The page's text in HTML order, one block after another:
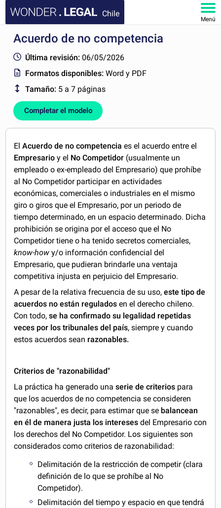
Chile
Menú
INICIO
DOCUMENTOS
FAQ
MI CUENTA
Acuerdo de no competencia
Última revisión: 06/05/2026
Formatos disponibles:Word y PDF
Tamaño: 5 a 7 páginas
Completar el modelo
ElAcuerdo de no competencia es el acuerdo entre el
Empresario y el No Competidor (usualmente un
empleado o ex-empleado del Empresario) que prohíbe
al No Competidor participar en actividades
económicas, comerciales o industriales en el mismo
giro o giros que el Empresario, por un periodo de
tiempo determinado, en un espacio determinado. Dicha
prohibición se origina por el acceso que el No
Competidor tiene o ha tenido secretos comerciales,
know-how y/o información confidencial del
Empresario, que pudieran brindarle una ventaja
competitiva injusta en perjuicio del Empresario.
A pesar de la relativa frecuencia de su uso,este tipo de
acuerdos no están regulados en el derecho chileno.
Con todo,se ha confirmado su legalidad repetidas
veces por los tribunales del país, siempre y cuando
estos acuerdos sean razonables.
Criterios de "razonabilidad"
La práctica ha generado unaserie de criterios para
que los acuerdos de no competencia se consideren
"razonables", es decir, para estimar que se balancean
en él de manera justa los intereses del Empresario con
los derechos del No Competidor. Los siguientes son
considerados como criterios de razonabilidad:
Delimitación de la restricción de competir (clara
definición de lo que se prohíbe al No
Competidor).
Delimitación del tiempo y espacio en que tendrá